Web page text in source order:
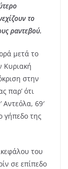
το
ραντεβού.
μετά το
Κυριακή
στην
παρ’ ότι
Αντεόλα, 69′
γήπεδο της
του
σε επίπεδο